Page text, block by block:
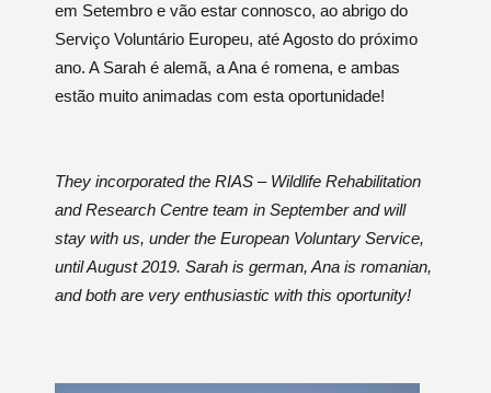
em Setembro e vão estar connosco, ao abrigo do
Serviço Voluntário Europeu, até Agosto do próximo
ano. A Sarah é alemã, a Ana é romena, e ambas
estão muito animadas com esta oportunidade!
They incorporated the RIAS – Wildlife Rehabilitation
and Research Centre team in September and will
stay with us, under the European Voluntary Service,
until August 2019. Sarah is german, Ana is romanian,
and both are very enthusiastic with this oportunity!